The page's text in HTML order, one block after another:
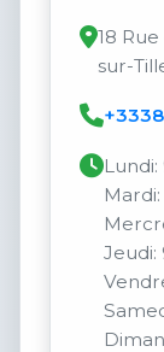
18
sur-
Lundi:
Mardi:
Jeudi: